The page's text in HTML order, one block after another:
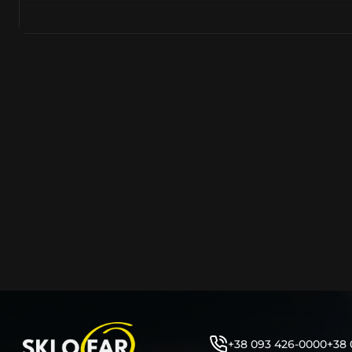
як це часто пропонують автосервіси та автодилери.
заощадити та придбати тільки те, що потребує
+38 093 426-0000+38